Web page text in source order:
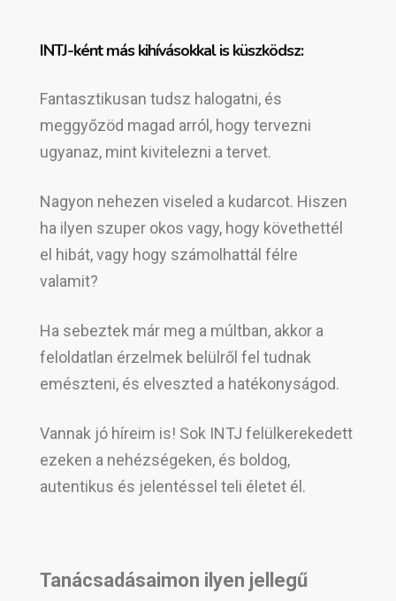
INTJ-ként más kihívásokkal is küszködsz:
Fantasztikusan tudsz halogatni, és
meggyőzöd magad arról, hogy tervezni
ugyanaz, mint kivitelezni a tervet.
Nagyon nehezen viseled a kudarcot. Hiszen
ha ilyen szuper okos vagy, hogy követhettél
el hibát, vagy hogy számolhattál félre
valamit?
Ha sebeztek már meg a múltban, akkor a
feloldatlan érzelmek belülről fel tudnak
emészteni, és elveszted a hatékonyságod.
Vannak jó híreim is! Sok INTJ felülkerekedett
ezeken a nehézségeken, és boldog,
autentikus és jelentéssel teli életet él.
Tanácsadásaimon ilyen jellegű